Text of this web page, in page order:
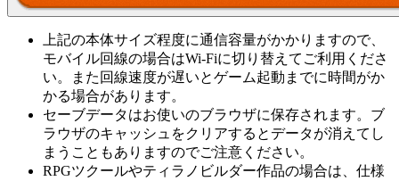
上記の本体サイズ程度に通信容量がかかりますので、
モバイル回線の場合はWi-Fiに切り替えてご利用くださ
い。また回線速度が遅いとゲーム起動までに時間がか
かる場合があります。
セーブデータはお使いのブラウザに保存されます。ブ
ラウザのキャッシュをクリアするとデータが消えてし
まうこともありますのでご注意ください。
RPGツクールやティラノビルダー作品の場合は、仕様